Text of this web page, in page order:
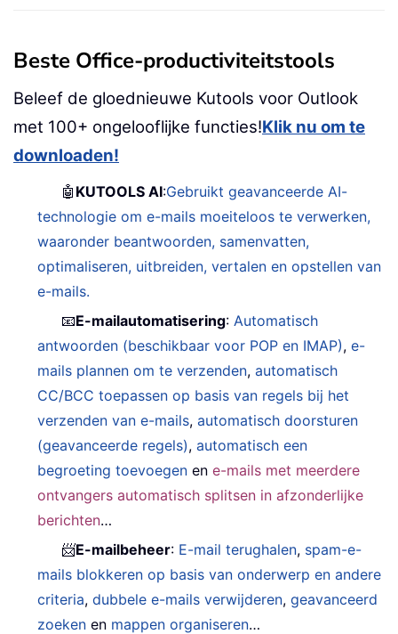
Beste Office-productiviteitstools
Beleef de gloednieuwe Kutools voor Outlook
met 100+ ongelooflijke functies!Klik nu om te
downloaden!
🤖 KUTOOLS AI:Gebruikt geavanceerde AI-
technologie om e-mails moeiteloos te verwerken,
waaronder beantwoorden, samenvatten,
optimaliseren, uitbreiden, vertalen en opstellen van
e-mails.
📧E-mailautomatisering: Automatisch
antwoorden (beschikbaar voor POP en IMAP),e-
mails plannen om te verzenden,automatisch
CC/BCC toepassen op basis van regels bij het
verzenden van e-mails,automatisch doorsturen
(geavanceerde regels),automatisch een
begroeting toevoegen ene-mails met meerdere
ontvangers automatisch splitsen in afzonderlijke
berichten…
📨E-mailbeheer: E-mail terughalen, spam-e-
mails blokkeren op basis van onderwerp en andere
criteria,dubbele e-mails verwijderen,geavanceerd
zoeken en mappen organiseren…